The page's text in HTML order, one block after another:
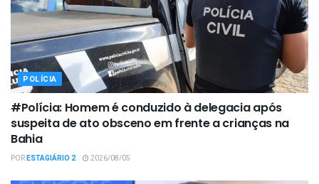
POLÍCIA
#Polícia: Homem é conduzido à delegacia após
suspeita de ato obsceno em frente a crianças na
Bahia
PORESTAGIÁRIO 2 2026/08/05